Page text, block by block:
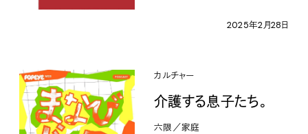
2025年2月28日
カルチャー
介護する息子たち。
六限／家庭